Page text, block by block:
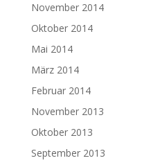
November 2014
Oktober 2014
Mai 2014
März 2014
Februar 2014
November 2013
Oktober 2013
September 2013